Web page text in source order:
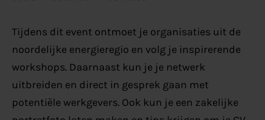
Tijdens dit event ontmoet je organisaties uit de
noordelijke energieregio en volg je inspirerende
workshops. Daarnaast kun je je netwerk
uitbreiden en direct in gesprek gaan met
potentiële werkgevers. Ook kun je een zakelijke